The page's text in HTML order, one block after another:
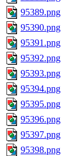
95389.png
95390.png
95391.png
95392.png
95393.png
95394.png
95395.png
95396.png
95397.png
95398.png